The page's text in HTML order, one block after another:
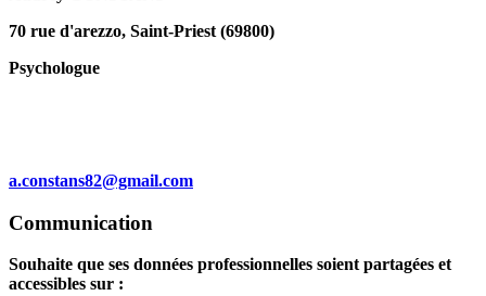
70 rue d'arezzo, Saint-Priest (69800)
Psychologue
a.constans82@gmail.com
Communication
Souhaite que ses données professionnelles soient partagées et
accessibles sur :